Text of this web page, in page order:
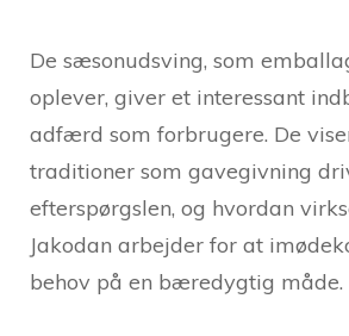
De sæsonudsving, som
oplever, giver et interessant
adfærd som forbrugere. De
traditioner som gavegivning
efterspørgslen, og hvordan
Jakodan arbejder for at
behov på en bæredygtig måde.